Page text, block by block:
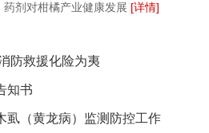
药剂对柑橘产业健康发展 [详情]
防救援化险为夷
知书
虱（黄龙病）监测防控工作